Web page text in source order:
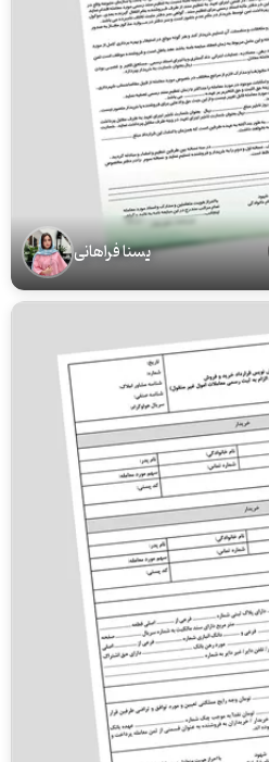
یسنا فراهانی